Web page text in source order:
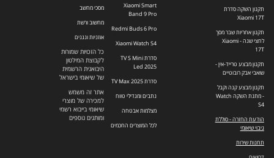
תקנון השקה סדרת
Xiaomi 17T
תקנון אחריות שבר מסך
לחצי שנה - Xiaomi
17T
תקנון מבצע טרייד-אין -
שואבי אבק רובוטיים
תקנון מבצע קנה וקבל
- מתנת השקה Watch
S4
הודעת החזרה - סוללת
גיבוי שיאומי
תחנות שירות
Xiaomi Smart
Band 9 Pro
Redmi Buds 6 Pro
Xiaomi Watch S4
סדרת TV S Mini
Led 2025
סדרת TV Max 2025
נתבים ומגדילי טווח
מצלמות אבטחה
לכל המוצרים החכמים
מסכי מחשב
מחשוב ורשת
אוזניות ונגנים
כל הזכויות שמורות
לקבוצת המילטון
היבואנית הרשמית
של שיאומי בישראל
אתר זה משמש
למכירה של מוצרי
שיאומי בייבוא רשמי
ומותגים נוספים